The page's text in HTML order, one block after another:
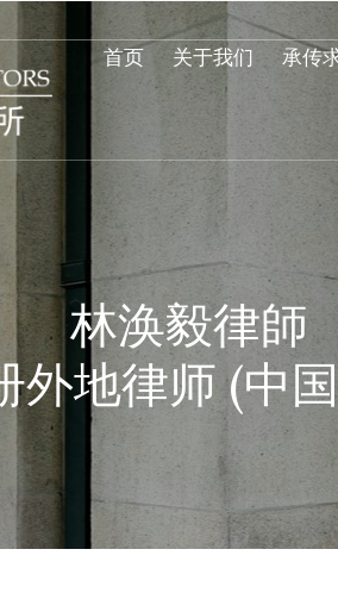
首页 关于我们
承传